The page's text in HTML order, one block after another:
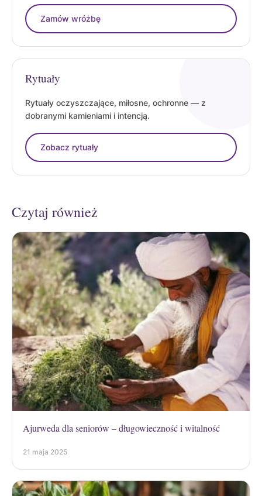
Zamów wróżbę
Rytuały
Rytuały oczyszczające, miłosne, ochronne — z
dobranymi kamieniami i intencją.
Zobacz rytuały
Czytaj również
Ajurweda dla seniorów – długowieczność i witalność
21 maja 2025